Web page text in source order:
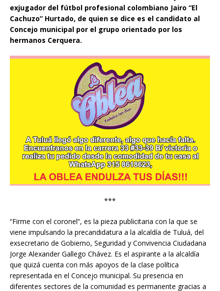
exjugador del fútbol profesional colombiano Jairo “El
Cachuzo” Hurtado, de quien se dice es el candidato al
Concejo municipal por el grupo orientado por los
hermanos Cerquera.
***
“Firme con el coronel”, es la pieza publicitaria con la que se
viene impulsando la precandidatura a la alcaldía de Tuluá, del
exsecretario de Gobierno, Seguridad y Convivencia Ciudadana
Jorge Alexander Gallego Chávez. Es el aspirante a la alcaldía
que quizá cuenta con más apoyos de la clase política
representada en el Concejo municipal. Su presencia en
diferentes sectores de la comunidad es permanente gracias a